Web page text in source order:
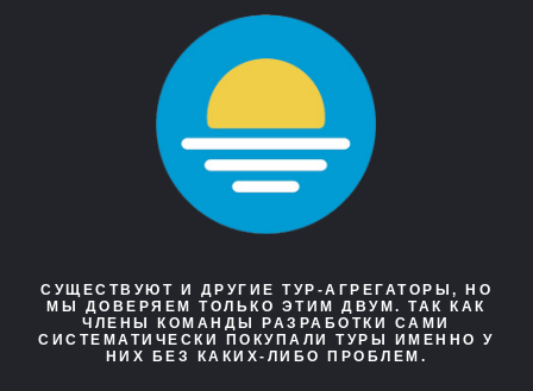
СУЩЕСТВУЮТ И ДРУГИЕ ТУР-АГРЕГАТОРЫ, НО
МЫ ДОВЕРЯЕМ ТОЛЬКО ЭТИМ ДВУМ. ТАК КАК
ЧЛЕНЫ КОМАНДЫ РАЗРАБОТКИ САМИ
СИСТЕМАТИЧЕСКИ ПОКУПАЛИ ТУРЫ ИМЕННО У
НИХ БЕЗ КАКИХ-ЛИБО ПРОБЛЕМ.